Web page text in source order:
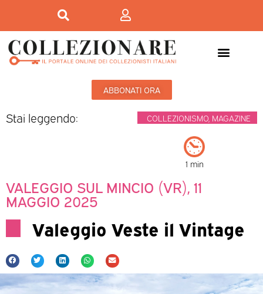
ABBONATI ORA
Stai leggendo: COLLEZIONISMO MAGAZINE
1 min
VALEGGIO SUL MINCIO (VR), 11
MAGGIO 2025
Valeggio Veste il Vintage